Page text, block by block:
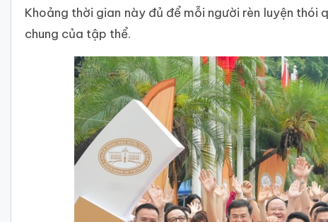
Khoảng thời gian này đủ để mỗi người rèn luyện
chung của tập thể.